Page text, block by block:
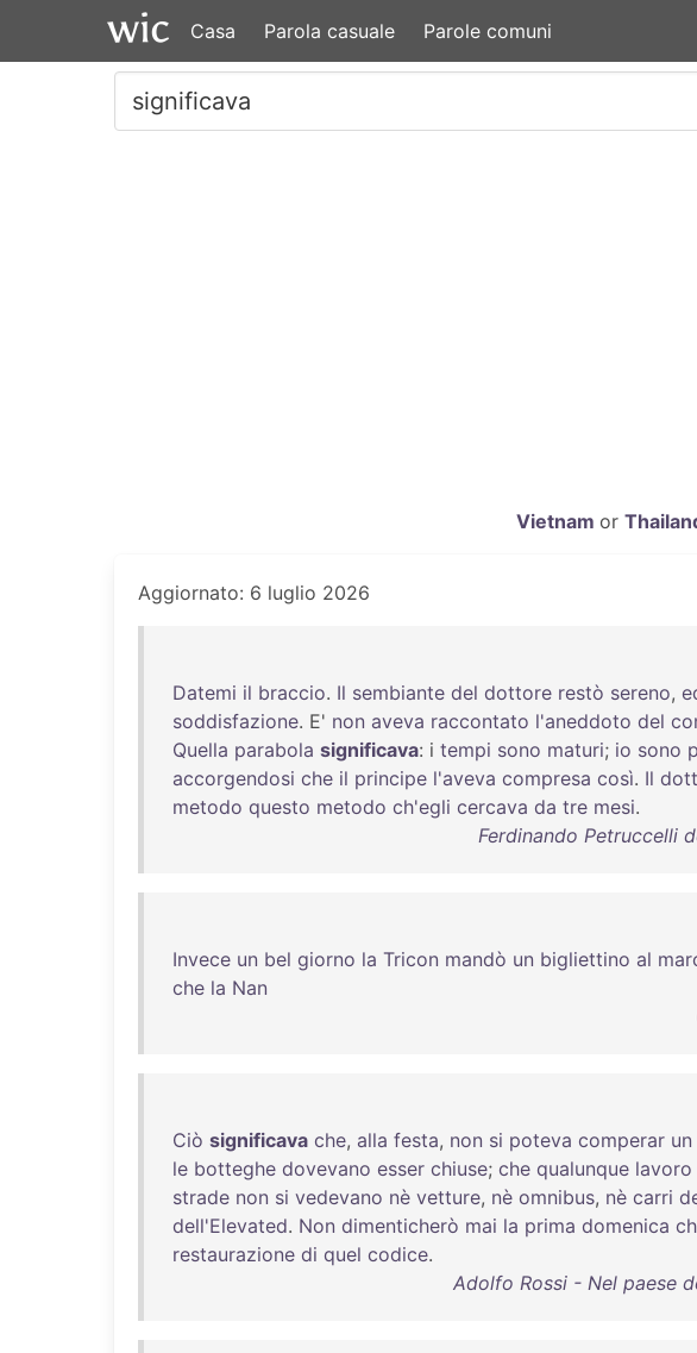
Casa Parola casuale Parole comuni
Vietnam or
Aggiornato: 6 luglio 2026
Datemi il braccio. Il sembiante del dottore restò sereno,
soddisfazione. E' non aveva raccontato l'aneddoto del
Quella parabola significava: i tempi sono maturi; io sono
accorgendosi che il principe l'aveva compresa così. Il
metodo questo metodo ch'egli cercava da tre mesi.
Ferdinando Petruccelli
Invece un bel giorno la Tricon mandò un bigliettino al
che la Nan
Ciò significava che, alla festa, non si poteva comperar un
le botteghe dovevano esser chiuse; che qualunque lavoro
strade non si vedevano nè vetture, nè omnibus, nè carri
dell'Elevated. Non dimenticherò mai la prima domenica
restaurazione di quel codice.
Adolfo Rossi - Nel paese